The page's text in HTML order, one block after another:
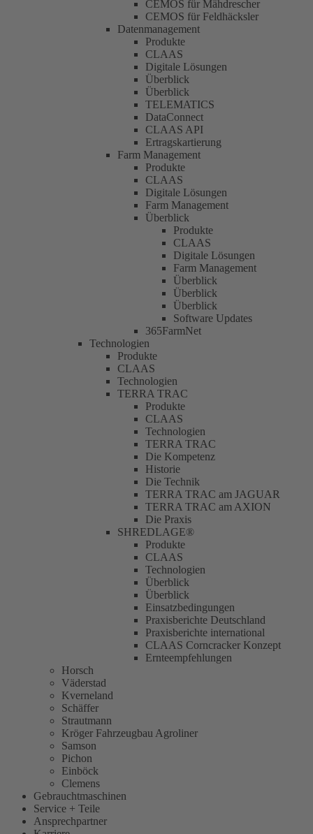
CEMOS für Mähdrescher
CEMOS für Feldhäcksler
Datenmanagement
Produkte
CLAAS
Digitale Lösungen
Überblick
Überblick
TELEMATICS
DataConnect
CLAAS API
Ertragskartierung
Farm Management
Produkte
CLAAS
Digitale Lösungen
Farm Management
Überblick
Produkte
CLAAS
Digitale Lösungen
Farm Management
Überblick
Überblick
Überblick
Software Updates
365FarmNet
Technologien
Produkte
CLAAS
Technologien
TERRA TRAC
Produkte
CLAAS
Technologien
TERRA TRAC
Die Kompetenz
Historie
Die Technik
TERRA TRAC am JAGUAR
TERRA TRAC am AXION
Die Praxis
SHREDLAGE®
Produkte
CLAAS
Technologien
Überblick
Überblick
Einsatzbedingungen
Praxisberichte Deutschland
Praxisberichte international
CLAAS Corncracker Konzept
Ernteempfehlungen
Horsch
Väderstad
Kverneland
Schäffer
Strautmann
Kröger Fahrzeugbau Agroliner
Samson
Pichon
Einböck
Clemens
Gebrauchtmaschinen
Service + Teile
Ansprechpartner